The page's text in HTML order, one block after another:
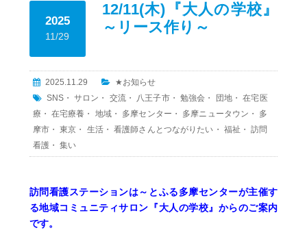
2025
11/29
12/11(木)『大人の学校』
～リース作り～
2025.11.29
★お知らせ
SNS・ サロン ・ 交流・ 八王子市・勉強会 ・ 団地 ・在宅医
療 ・ 在宅療養 ・ 地域・ 多摩センター ・ 多摩ニュータウン ・ 多
摩市・東京 ・ 生活・看護師さんとつながりたい ・ 福祉 ・訪問
看護・ 集い
訪問看護ステーションは～とふる多摩センターが主催す
る地域コミュニティサロン『大人の学校』からのご案内
です。